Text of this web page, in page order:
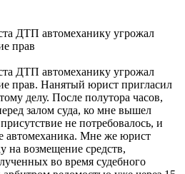
ДТП автомеханику угрожал
прав
ДТП автомеханику угрожал
прав. Нанятый юрист пригласил
делу. После полутора часов,
залом суда, ко мне вышел
не потребовалось, и
автомеханика. Мне же юрист
на возмещение средств,
во время судебного